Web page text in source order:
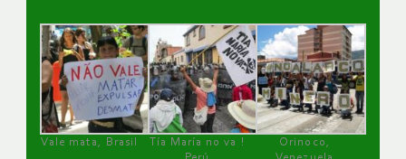
Vale mata, Brasil
Tía María no va !
Orinoco,